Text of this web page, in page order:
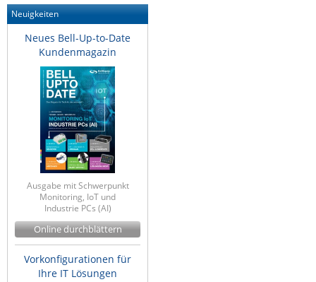
Neuigkeiten
Neues Bell-Up-to-Date
Kundenmagazin
Ausgabe mit Schwerpunkt
Monitoring, IoT und
Industrie PCs (AI)
Online durchblättern
Vorkonfigurationen für
Ihre IT Lösungen